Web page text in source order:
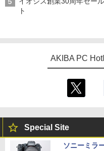
ト
AKIBA PC
Special Site
ソニーミラ